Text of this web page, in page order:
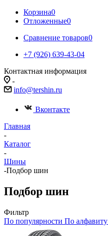
Корзина0
Отложенные0
Сравнение товаров0
+7 (926) 639-43-04
Контактная информация
-
info@tershin.ru
Вконтакте
Главная
-
Каталог
-
Шины
-Подбор шин
Подбор шин
Фильтр
По популярности По алфавиту